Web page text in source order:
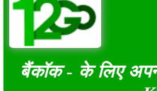
बैंकॉक - के लिए